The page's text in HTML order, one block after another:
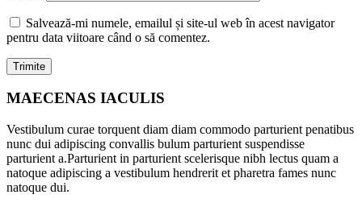
Salvează-mi numele, emailul și site-ul web în acest navigator
pentru data viitoare când o să comentez.
MAECENAS IACULIS
Vestibulum curae torquent diam diam commodo parturient penatibus
nunc dui adipiscing convallis bulum parturient suspendisse
parturient a.Parturient in parturient scelerisque nibh lectus quam a
natoque adipiscing a vestibulum hendrerit et pharetra fames nunc
natoque dui.